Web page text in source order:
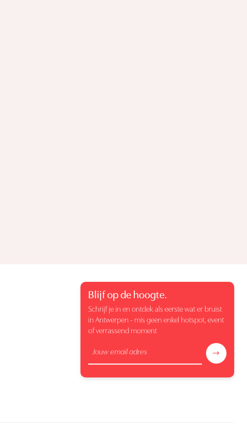
Blijf op de hoogte.
Schrijf je in en ontdek als eerste wat er bruist
in Antwerpen - mis geen enkel hotspot, event
of verrassend moment